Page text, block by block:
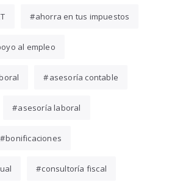
ahorra en tus impuestos
al empleo
asesoría contable
asesoría laboral
bonificaciones
consultoría fiscal